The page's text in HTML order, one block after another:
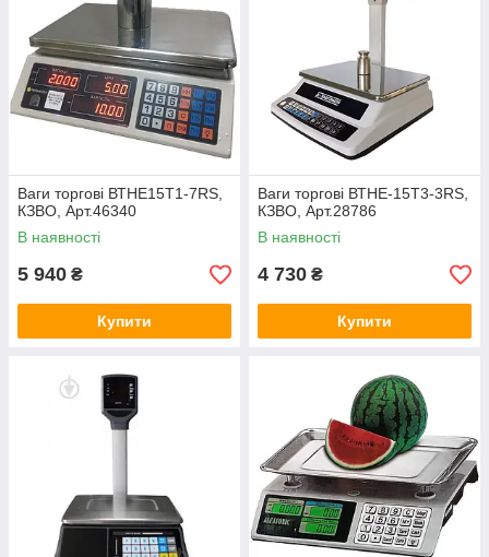
Ваги торгові ВТНЕ15T1-7RS,
КЗВО, Арт.46340
В наявності
5 940 ₴
Купити
Ваги торгові ВТНЕ-15Т3-3RS,
КЗВО, Арт.28786
В наявності
4 730 ₴
Купити